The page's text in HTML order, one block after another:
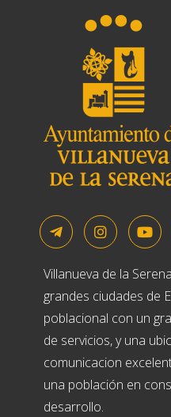
Villanueva de la
grandes ciudades de
poblacional con un
de servicios, y una
comunicacion
una población en
desarrollo.